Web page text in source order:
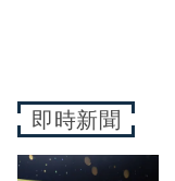
即時新聞